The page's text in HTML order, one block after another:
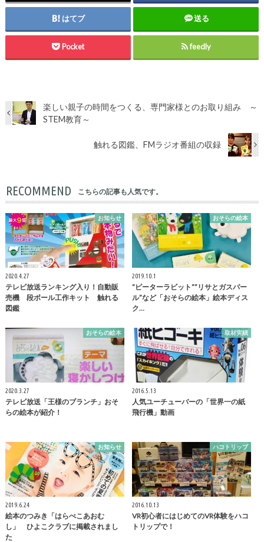
はてブ 送る
Pocket feedly
楽しい親子の時間をつくる、専門家様とのお取り組み ～
STEM教育～
触れる図鑑、FMラジオ番組の収録
RECOMMEND こちらの記事も人気です。
お知らせ
2020.4.27
テレビ放送ランキング入り！自動販
売機 段ボール工作キット 触れる
図鑑
おそらの絵本
2019.10.1
”ピーターラビット””リサとガスパー
ル”など「おそらの絵本」絵本ディス
ク…
おそらの絵本
2020.3.27
テレビ放送「王様のブランチ」おそ
らの絵本が紹介！
取材実績
2016.5.13
人気ユーチューバーの「世界一の紙
飛行機」動画
お知らせ
2019.6.24
絵本のつみき「はらぺこあおむ
し」 ひよこクラブに掲載されまし
た
ハコトリップ
2016.10.13
VR初心者にはじめてのVR体験をハコ
トリップで！